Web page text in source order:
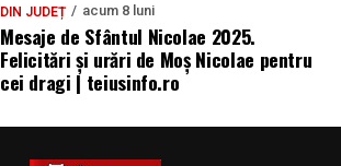
DIN JUDEȚ acum 8 luni
Mesaje de Sfântul Nicolae 2025.
Felicitări și urări de Moș Nicolae pentru
cei dragi | teiusinfo.ro